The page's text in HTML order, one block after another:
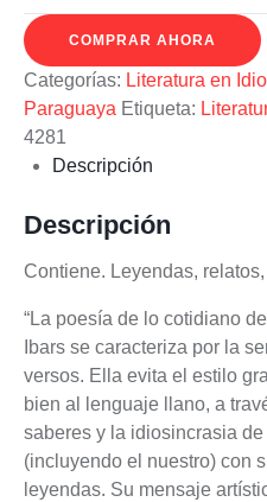
´
e
Paje:
la
magia
cantidad
COMPRAR AHORA
Categorías: Literatura en
Paraguaya Etiqueta:
4281
Descripción
Descripción
Contiene. Leyendas,
“La poesía de lo cotidiano
Ibars se caracteriza por la
versos. Ella evita el estilo
bien al lenguaje llano, a
saberes y la idiosincrasia
(incluyendo el nuestro) con
leyendas. Su mensaje